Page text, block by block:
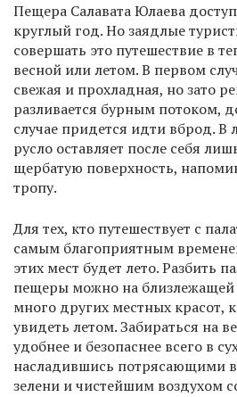
Пещера Салавата Юлаева
круглый год. Но заядлые
совершать это путешествие в
весной или летом. В первом
свежая и прохладная, но зато
разливается бурным потоком,
случае придется идти вброд. В
русло оставляет после себя
щербатую поверхность,
тропу.
Для тех, кто путешествует с
самым благоприятным
этих мест будет лето. Разбить
пещеры можно на близлежащей
много других местных красот,
увидеть летом. Забираться на
удобнее и безопаснее всего в
насладившись потрясающими
зелени и чистейшим воздухом